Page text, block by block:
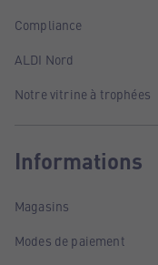
Compliance
ALDI Nord
Notre vitrine à trophées
Informations
Magasins
Modes de paiement